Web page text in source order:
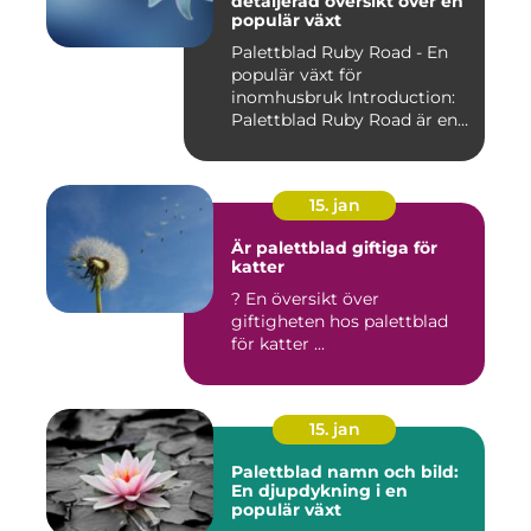
populär växt
Palettblad Ruby Road - En
populär växt för
inomhusbruk Introduction:
Palettblad Ruby Road är en
15. jan
Är palettblad giftiga för
katter
? En översikt över
giftigheten hos palettblad
för katter ...
15. jan
Palettblad namn och bild:
En djupdykning i en
populär växt